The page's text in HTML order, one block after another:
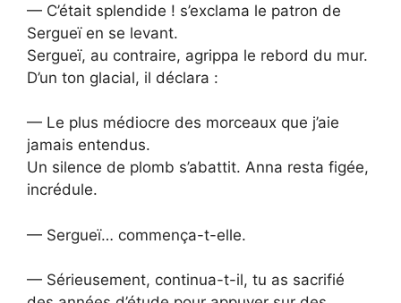
— C’était splendide ! s’exclama le patron de
Sergueï en se levant.
Sergueï, au contraire, agrippa le rebord du mur.
D’un ton glacial, il déclara :
— Le plus médiocre des morceaux que j’aie
jamais entendus.
Un silence de plomb s’abattit. Anna resta figée,
incrédule.
— Sergueï… commença-t-elle.
— Sérieusement, continua-t-il, tu as sacrifié